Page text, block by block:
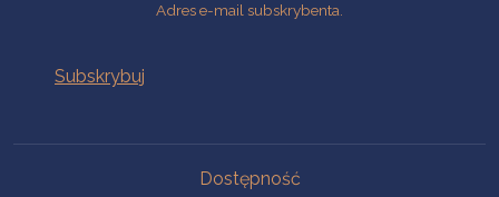
Adres e-mail subskrybenta.
Dostępność